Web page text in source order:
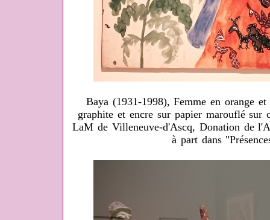
Baya (1931-1998), Femme en orange
graphite et encre sur papier marouflé sur
LaM de Villeneuve-d'Ascq, Donation de
à part dans